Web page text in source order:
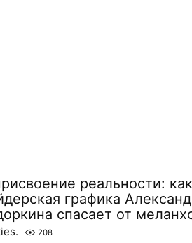
реальности: как
графика
спасает от
208